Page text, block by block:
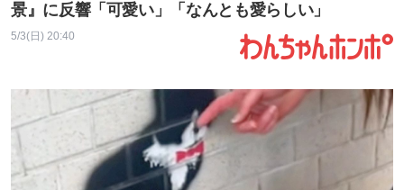
景』に反響「可愛い」「なんとも愛らしい」
5/3(日) 20:40